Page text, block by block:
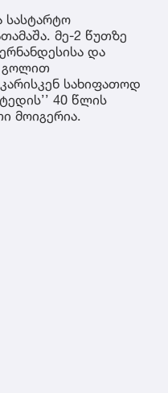
სასტარტო
მე-2 წუთზე
და
გოლით
სახიფათოდ
40 წლის
მოიგერია.